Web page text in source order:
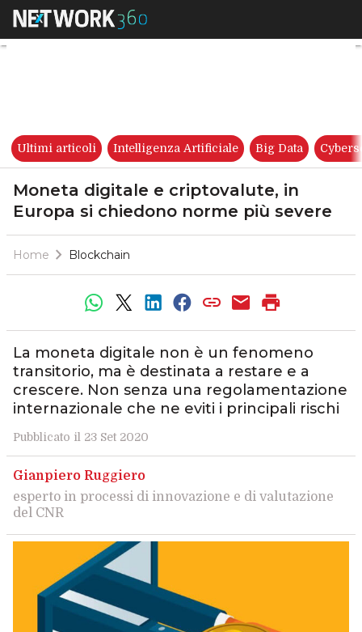
Moneta digitale e
Ultimi articoli Intelligenza Artificiale Big Data
Moneta digitale e criptovalute, in
Europa si chiedono norme più severe
Home Blockchain
La moneta digitale non è un fenomeno
transitorio, ma è destinata a restare e a
crescere. Non senza una regolamentazione
internazionale che ne eviti i principali rischi
Pubblicato il 23 Set 2020
Gianpiero Ruggiero
esperto in processi di innovazione e di valutazione
del CNR